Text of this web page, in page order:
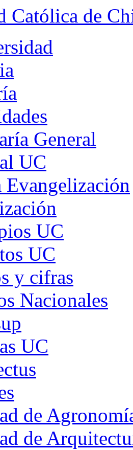
Católica de
General
UC
Evangelización
UC
UC
y cifras
Nacionales
UC
de
de